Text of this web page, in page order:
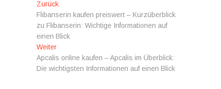
Beitragsnavigation
ZurückVorheriger
Beitrag:
Flibanserin kaufen preiswert – Kurzüberblick
zu Flibanserin: Wichtige Informationen auf
einen Blick
WeiterNächster
Beitrag:
Apcalis online kaufen – Apcalis im Überblick:
Die wichtigsten Informationen auf einen Blick